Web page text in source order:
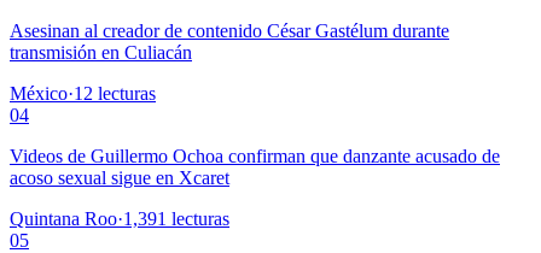
Asesinan al creador de contenido César Gastélum durante
transmisión en Culiacán
México·12 lecturas
04
Videos de Guillermo Ochoa confirman que danzante acusado de
acoso sexual sigue en Xcaret
Quintana Roo·1,391 lecturas
05